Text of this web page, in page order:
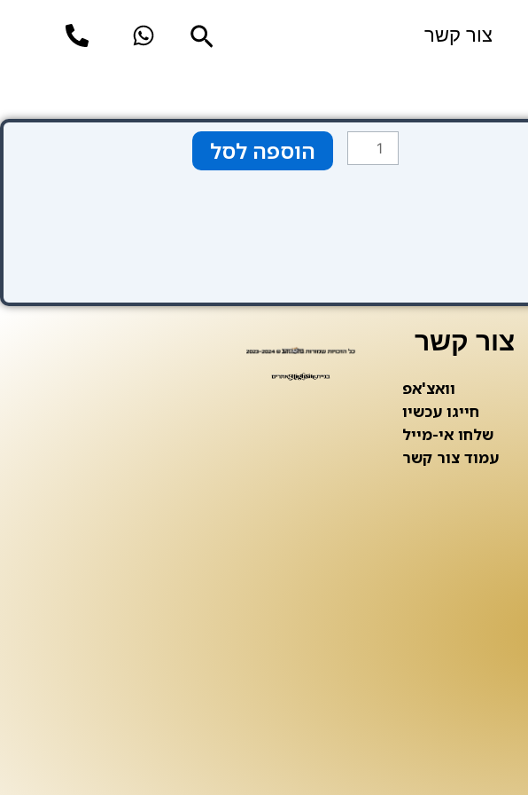
צור קשר חיפוש
כמות
של
הוספה לסל
צור קשר
וואצ'אפ
חייגו עכשיו
שלחו אי-מייל
עמוד צור קשר